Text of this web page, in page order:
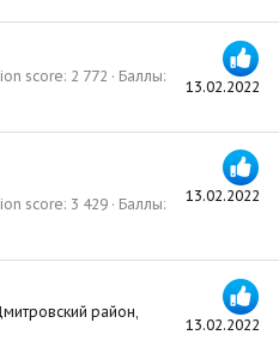
13.02.2022
score 2 772
Баллы
13.02.2022
score 3 429
Баллы
13.02.2022
район,